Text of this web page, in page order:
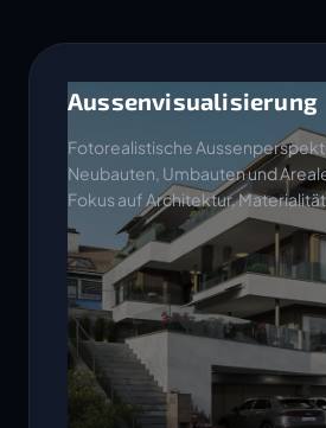
Aussenvisualisierung
Fotorealistische
Neubauten, Umbauten und
Fokus auf Architektur,